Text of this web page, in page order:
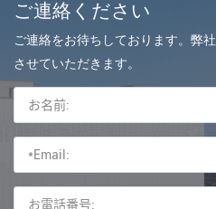
ご連絡ください
ご連絡をお待ちしております。弊
させていただきます。